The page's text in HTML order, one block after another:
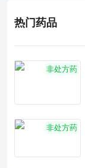
热门药品
非处方药
非处方药